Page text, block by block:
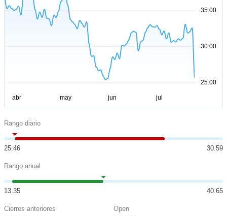
Rango diario
25.46 30.59
Rango anual
13.35 40.65
Cierres anteriores Open